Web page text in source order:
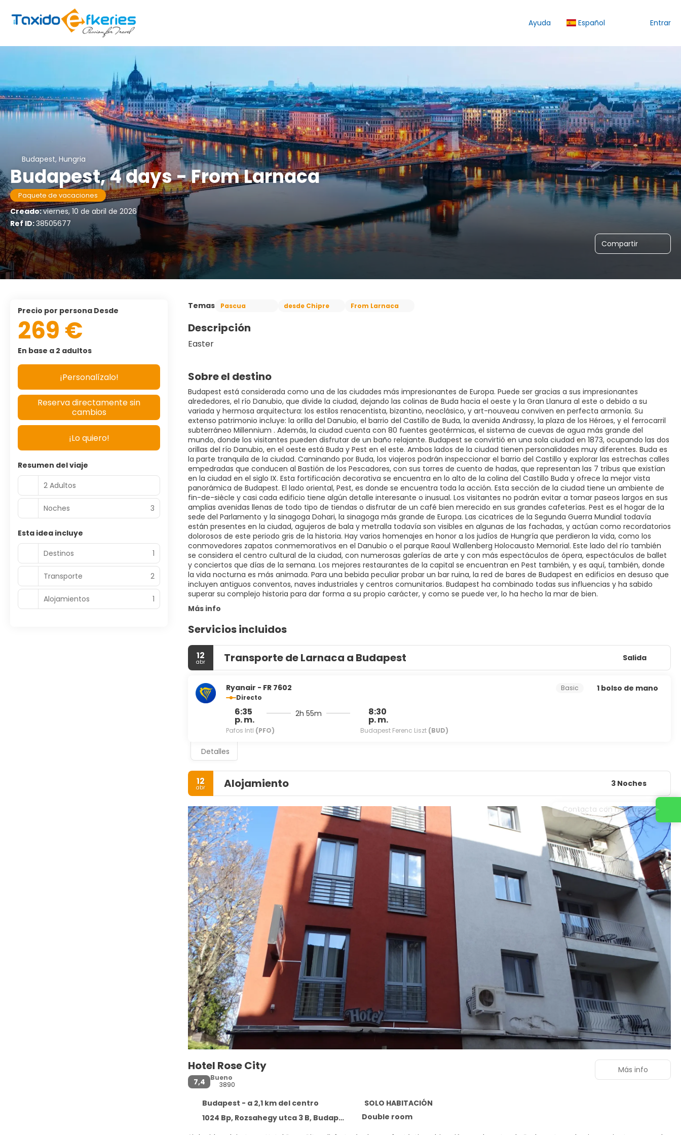
Ayuda Español Entrar
Budapest, Hungria
Budapest, 4 days - From Larnaca
Paquete de vacaciones
Creado:viernes, 10 de abril de 2026
Ref ID:38505677
Compartir
Temas Pascua desde Chipre From Larnaca
Descripción
Easter
Sobre el destino
Budapest está considerada como una de las ciudades más impresionantes de Europa. Puede ser gracias a sus impresionantes
alrededores, el río Danubio, que divide la ciudad, dejando las colinas de Buda hacia el oeste y la Gran Llanura al este o debido a su
variada y hermosa arquitectura: los estilos renacentista, bizantino, neoclásico, y art-nouveau conviven en perfecta armonía. Su
extenso patrimonio incluye: la orilla del Danubio, el barrio del Castillo de Buda, la avenida Andrassy, la plaza de los Héroes, y el ferrocarril
subterráneo Millennium . Además, la ciudad cuenta con 80 fuentes geotérmicas, el sistema de cuevas de agua más grande del
mundo, donde los visitantes pueden disfrutar de un baño relajante. Budapest se convirtió en una sola ciudad en 1873, ocupando las dos
orillas del río Danubio, en el oeste está Buda y Pest en el este. Ambos lados de la ciudad tienen personalidades muy diferentes. Buda es
la parte tranquila de la ciudad. Caminando por Buda, los viajeros podrán inspeccionar el barrio del Castillo y explorar las estrechas calles
empedradas que conducen al Bastión de los Pescadores, con sus torres de cuento de hadas, que representan las 7 tribus que existían
en la ciudad en el siglo IX. Esta fortificación decorativa se encuentra en lo alto de la colina del Castillo Buda y ofrece la mejor vista
panorámica de Budapest. El lado oriental, Pest, es donde se encuentra toda la acción. Esta sección de la ciudad tiene un ambiente de
fin-de-siècle y casi cada edificio tiene algún detalle interesante o inusual. Los visitantes no podrán evitar a tomar paseos largos en sus
amplias avenidas llenas de todo tipo de tiendas o disfrutar de un café bien merecido en sus grandes cafeterías. Pest es el hogar de la
sede del Parlamento y la sinagoga Dohari, la sinagoga más grande de Europa. Las cicatrices de la Segunda Guerra Mundial todavía
están presentes en la ciudad, agujeros de bala y metralla todavía son visibles en algunas de las fachadas, y actúan como recordatorios
dolorosos de este periodo gris de la historia. Hay varios homenajes en honor a los judíos de Hungría que perdieron la vida, como los
conmovedores zapatos conmemorativos en el Danubio o el parque Raoul Wallenberg Holocausto Memorial. Este lado del río también
se considera el centro cultural de la ciudad, con numerosas galerías de arte y con más espectáculos de ópera, espectáculos de ballet
y conciertos que días de la semana. Los mejores restaurantes de la capital se encuentran en Pest también, y es aquí, también, donde
la vida nocturna es más animada. Para una bebida peculiar probar un bar ruina, la red de bares de Budapest en edificios en desuso que
incluyen antiguos conventos, naves industriales y centros comunitarios. Budapest ha combinado todas sus influencias y ha sabido
superar su complejo historia para dar forma a su propio carácter, y como se puede ver, lo ha hecho la mar de bien.
Más info
Servicios incluidos
12
abr Transporte de Larnaca a Budapest Salida
Ryanair - FR 7602
Directo
6:35
p. m.
Pafos Intl (PFO)
2h 55m 8:30
p. m.
Budapest Ferenc Liszt (BUD)
Basic 1 bolso de mano
Detalles
12
abr Alojamiento 3 Noches
Hotel Rose City
7,4
Bueno
3890
Budapest - a 2,1 km del centro
SOLO HABITACIÓN
1024 Bp, Rozsahegy utca 3 B, Budapest 1024
Double room
Más info
precio por persona Desde
269 €
En base a 2 adultos
¡Personalízalo!
Reserva directamente sin
cambios
¡Lo quiero!
Resumen del viaje
2 Adultos
Noches 3
Esta idea incluye
Destinos
1
Transporte 2
Alojamientos 1
Contacta con nosotros